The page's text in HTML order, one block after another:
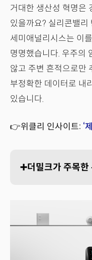
거대한 생산성 혁명은
있을까요? 실리콘밸리
세미애널리시스는 이를
명명했습니다. 우주의
않고 주변 흔적으로만
부정확한 데이터로 내
있습니다.
👉위클리 인사이트: ‘
➕더밀크가 주목한